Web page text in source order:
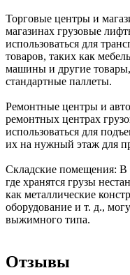
Торговые центры и
магазинах грузовые
использоваться для
товаров, таких как
машины и другие
стандартные паллеты.
Ремонтные центры и
ремонтных центрах
использоваться для
их на нужный этаж для
Складские помещения: В
где хранятся грузы
как металлические
оборудование и т. д.,
выжимного типа.
Отзывы